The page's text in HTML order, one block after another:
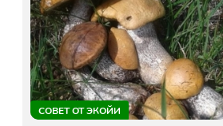
СОВЕТ ОТ ЭКОЙИ